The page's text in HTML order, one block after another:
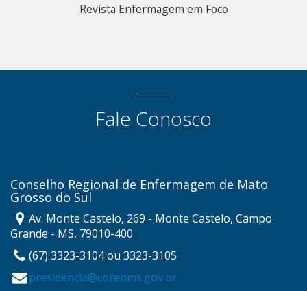
Revista Enfermagem em Foco
Fale Conosco
Conselho Regional de Enfermagem de Mato
Grosso do Sul
Av. Monte Castelo, 269 - Monte Castelo, Campo
Grande - MS, 79010-400
(67) 3323-3104 ou 3323-3105
presidencia@corenms.gov.br